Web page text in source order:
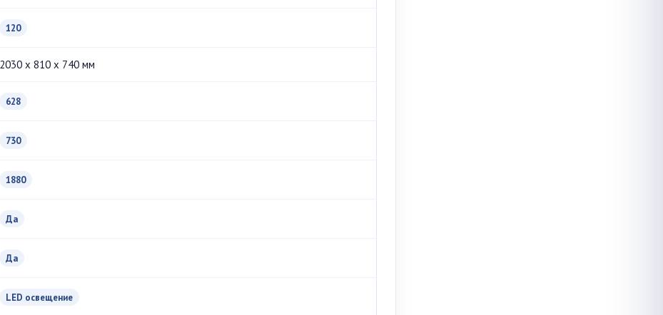
120
2030 x 810 x 740 мм
628
730
1880
Да
Да
LED освещение